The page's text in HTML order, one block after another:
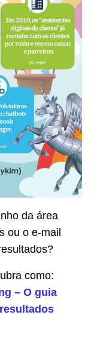
da área
ou o e-mail
como:
– O guia